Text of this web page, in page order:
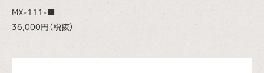
MX-111-■
36,000円（税抜）